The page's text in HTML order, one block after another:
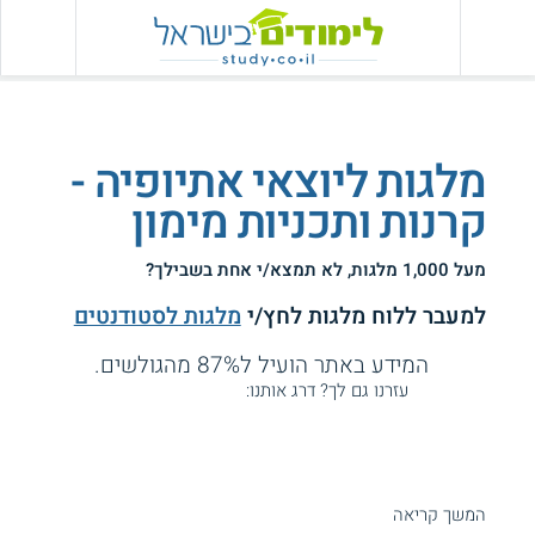
מלגות ליוצאי אתיופיה -
קרנות ותכניות מימון
מעל 1,000 מלגות, לא תמצא/י אחת בשבילך?
למעבר ללוח מלגות לחץ/ימלגות לסטודנטים
המידע באתר הועיל ל87% מהגולשים.
עזרנו גם לך? דרג אותנו:
המשך קריאה